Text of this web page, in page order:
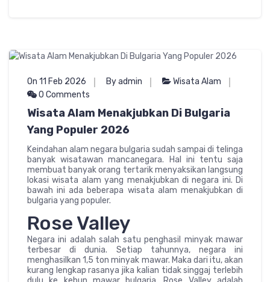
On 11 Feb 2026 By admin
Wisata Alam
0 Comments
Wisata Alam Menakjubkan Di Bulgaria
Yang Populer 2026
Keindahan alam negara bulgaria sudah sampai di telinga
banyak wisatawan mancanegara. Hal ini tentu saja
membuat banyak orang tertarik menyaksikan langsung
lokasi wisata alam yang menakjubkan di negara ini. Di
bawah ini ada beberapa wisata alam menakjubkan di
bulgaria yang populer.
Rose Valley
Negara ini adalah salah satu penghasil minyak mawar
terbesar di dunia. Setiap tahunnya, negara ini
menghasilkan 1,5 ton minyak mawar. Maka dari itu, akan
kurang lengkap rasanya jika kalian tidak singgaj terlebih